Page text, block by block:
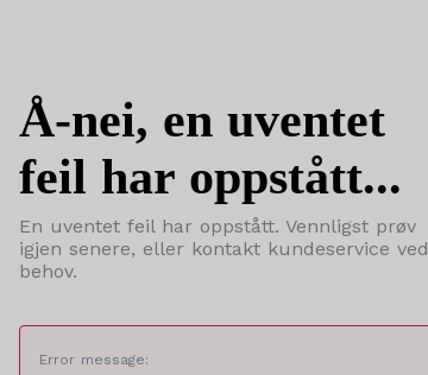
Å-nei, en uventet
feil har oppstått...
En uventet feil har oppstått. Vennligst prøv
igjen senere, eller kontakt kundeservice ved
behov.
Error message: